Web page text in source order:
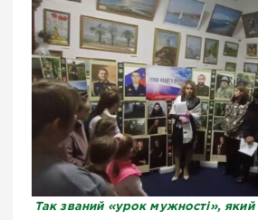
Так званий «урок мужності»,